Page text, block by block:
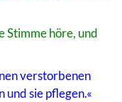
Stimme höre, und
verstorbenen
sie pflegen.«